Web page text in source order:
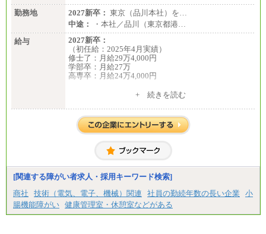
勤務地
2027新卒： 東京（品川本社）を…
中途：
・本社／品川（東京都港…
給与
2027新卒：
（初任給：2025年4月実績）
修士了：月給29万4,000円
学部卒：月給27万
高専卒：月給24万4,000円
月給 250,000円～350,000円
想定年収 420万円～600万円
入社時の処遇（基本給・賞与）は経験・スキルを考
経験・スキルによっては、記載額を超える場合もあ
※試用期間中も給与に変更はございません。
+ 続きを読む
[関連する障がい者求人・採用キーワード検索]
商社
技術（電気、電子、機械）関連 社員の勤続年数の長い企業
小
腸機能障がい 健康管理室・休憩室などがある